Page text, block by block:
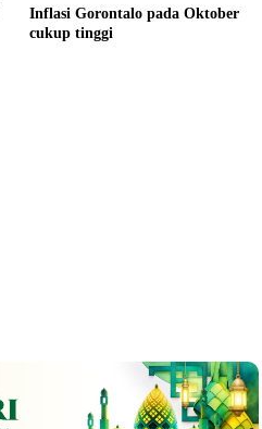
Inflasi Gorontalo pada Oktober
cukup tinggi